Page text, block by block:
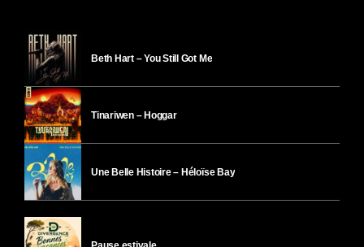
Beth Hart – You Still Got Me
Tinariwen – Hoggar
Une Belle Histoire – Héloïse Bay